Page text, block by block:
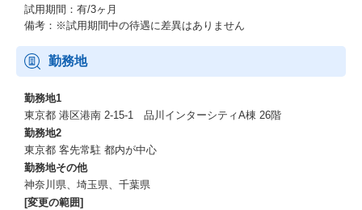
試用期間：有/3ヶ月
備考：※試用期間中の待遇に差異はありません
勤務地
勤務地1
東京都 港区港南 2-15-1 品川インターシティA棟 26階
勤務地2
東京都 客先常駐 都内が中心
勤務地その他
神奈川県、埼玉県、千葉県
[変更の範囲]